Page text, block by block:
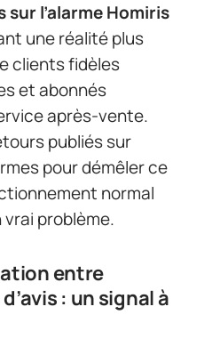
sur l’alarme Homiris
une réalité plus
clients fidèles
et abonnés
après-vente.
publiés sur
pour démêler ce
normal
problème.
entre
: un signal à